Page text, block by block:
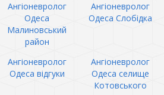
Ангіоневролог
Одеса
Малиновський
район
Ангіоневролог
Одеса Слобідка
Ангіоневролог
Одеса відгуки
Ангіоневролог
Одеса селище
Котовського